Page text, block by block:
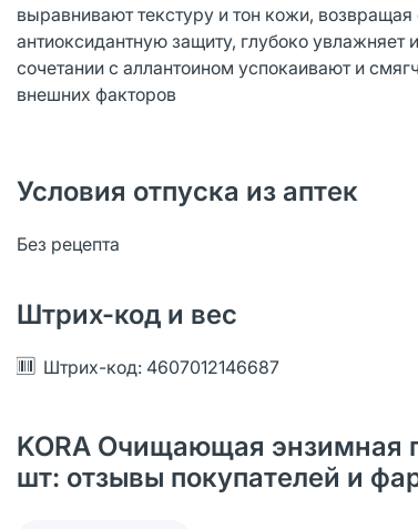
выравнивают текстуру и тон кожи,
антиоксидантную защиту, глубоко
сочетании с аллантоином успокаивают и
внешних факторов
Условия отпуска из аптек
Без рецепта
Штрих-код и вес
Штрих-код: 4607012146687
KORA Очищающая энзимная
шт: отзывы покупателей и